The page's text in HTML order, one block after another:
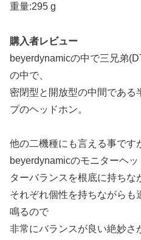
重量:295 g
購入者レビュー
beyerdynamicの中で三兄弟
の中で、
密閉型と開放型の中間である
プのヘッドホン。
他の二機種にも言える事です
beyerdynamicのモニターヘ
ターバランスを根底に持ちな
それぞれ個性を持ちながらも
鳴るので
非常にバランスが良い絶妙さ